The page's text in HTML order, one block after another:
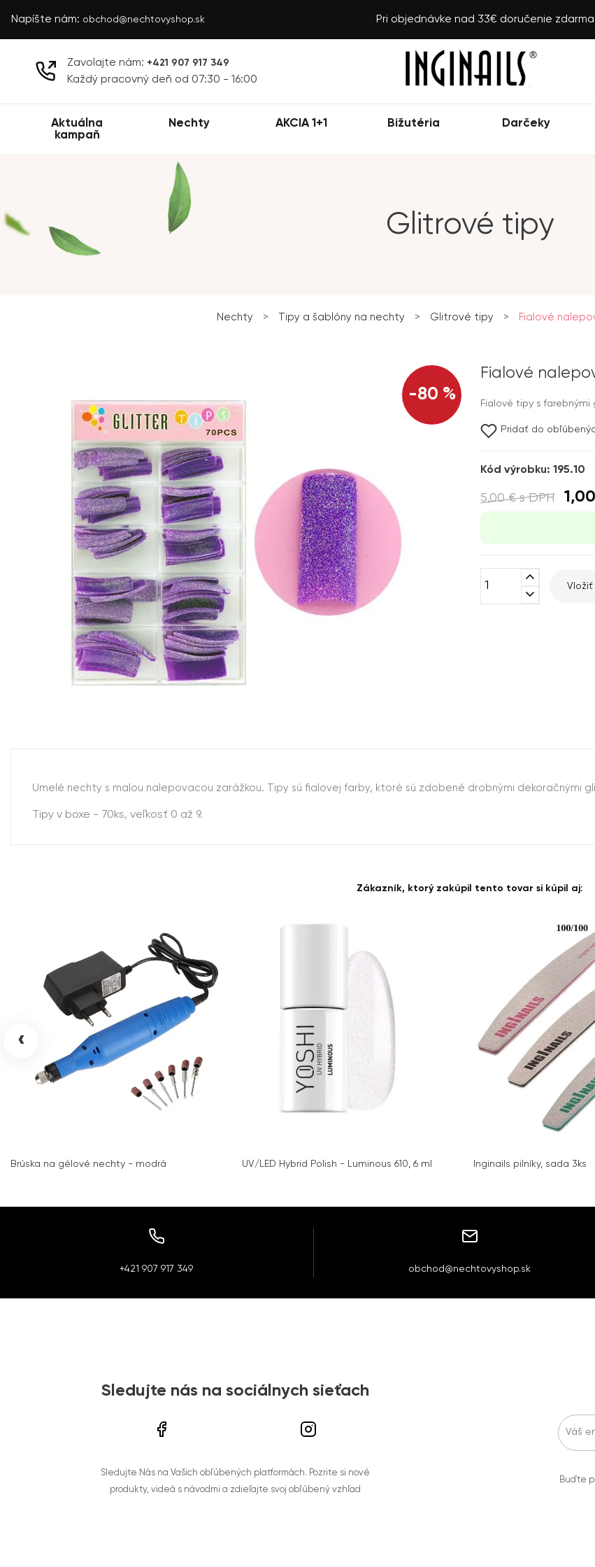
Napíšte nám: obchod@nechtovyshop.sk Pri objednávke nad 33€ doručenie zdarma
Zavolajte nám: +421 907 917 349
Každý pracovný deň od 07:30 - 16:00
Aktuálna
kampaň
Nechty AKCIA 1+1 Bižutéria Darčeky
Glitrové tipy
Nechty > Tipy a šablóny na nechty > Glitrové tipy > Fialové
-80 %
Fialové
Fialové tipy s
Pridať do
Kód výrobku: 195.10
5,00 €s DPH
expand_less
expand_more
Vložiť
Umelé nechty s malou nalepovacou zarážkou. Tipy sú fialovej farby, ktoré sú zdobené drobnými dekoračnými
Tipy v boxe - 70ks, veľkosť 0 až 9.
Zákazník, ktorý zakúpil tento tovar si kúpil aj:
Brúska na gélové nechty - modrá UV/LED Hybrid Polish - Luminous 610, 6 ml Inginails pilníky, sada 3ks
‹
+421 907 917 349 obchod@nechtovyshop.sk
Sledujte nás na sociálnych sieťach
Sledujte Nás na Vašich obľúbených platformách. Pozrite si nové
produkty, videá s návodmi a zdieľajte svoj obľúbený vzhľad
Buďte